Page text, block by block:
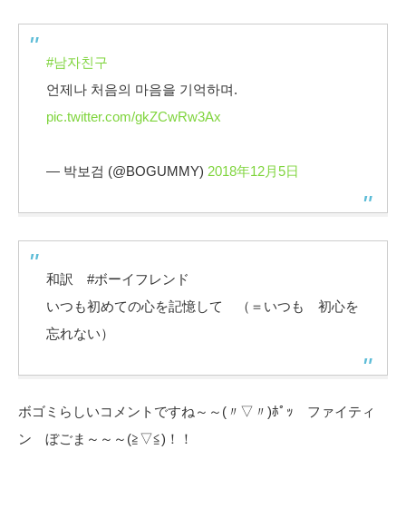
#남자친구
언제나 처음의 마음을 기억하며.
pic.twitter.com/gkZCwRw3Ax
— 박보검 (@BOGUMMY) 2018年12月5日
和訳 #ボーイフレンド
いつも初めての心を記憶して （＝いつも 初心を
忘れない）
ボゴミらしいコメントですね～～(〃▽〃)ﾎﾟｯ ファイティ
ン ぼごま～～～(≧▽≦)！！